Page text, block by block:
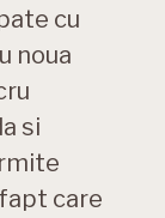
cu
noua
si
care